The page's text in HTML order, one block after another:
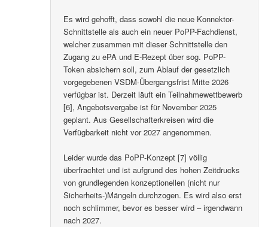
Es wird gehofft, dass sowohl die neue Konnektor-
Schnittstelle als auch ein neuer PoPP-Fachdienst,
welcher zusammen mit dieser Schnittstelle den
Zugang zu ePA und E-Rezept über sog. PoPP-
Token absichern soll, zum Ablauf der gesetzlich
vorgegebenen VSDM-Übergangsfrist Mitte 2026
verfügbar ist. Derzeit läuft ein Teilnahmewettbewerb
[6], Angebotsvergabe ist für November 2025
geplant. Aus Gesellschafterkreisen wird die
Verfügbarkeit nicht vor 2027 angenommen.
Leider wurde das PoPP-Konzept [7] völlig
überfrachtet und ist aufgrund des hohen Zeitdrucks
von grundlegenden konzeptionellen (nicht nur
Sicherheits-)Mängeln durchzogen. Es wird also erst
noch schlimmer, bevor es besser wird – irgendwann
nach 2027.